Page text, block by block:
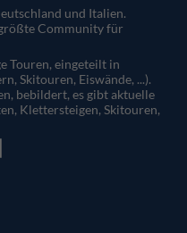
und Italien.
Community für
Touren, eingeteilt in
Skitouren, Eiswände, ...).
bebildert, es gibt aktuelle
Klettersteigen, Skitouren,